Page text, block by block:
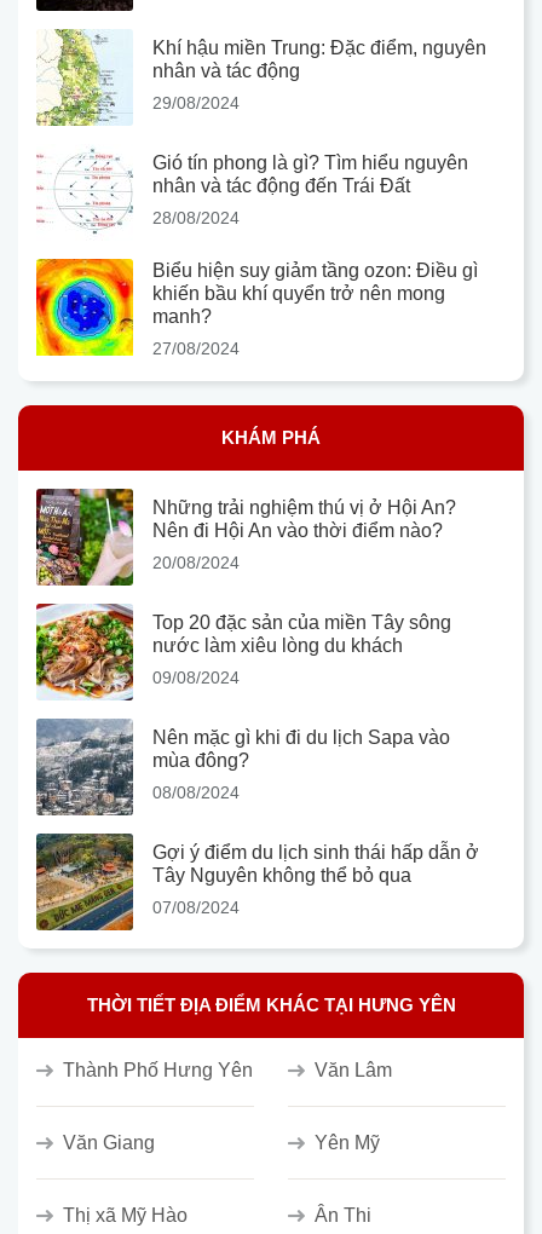
Khí hậu miền Trung: Đặc điểm, nguyên
nhân và tác động
29/08/2024
Gió tín phong là gì? Tìm hiểu nguyên
nhân và tác động đến Trái Đất
28/08/2024
Biểu hiện suy giảm tầng ozon: Điều gì
khiến bầu khí quyển trở nên mong
manh?
27/08/2024
KHÁM PHÁ
Những trải nghiệm thú vị ở Hội An?
Nên đi Hội An vào thời điểm nào?
20/08/2024
Top 20 đặc sản của miền Tây sông
nước làm xiêu lòng du khách
09/08/2024
Nên mặc gì khi đi du lịch Sapa vào
mùa đông?
08/08/2024
Gợi ý điểm du lịch sinh thái hấp dẫn ở
Tây Nguyên không thể bỏ qua
07/08/2024
THỜI TIẾT ĐỊA ĐIỂM KHÁC TẠI HƯNG YÊN
Thành Phố Hưng Yên Văn Lâm
Văn Giang Yên Mỹ
Thị xã Mỹ Hào Ân Thi